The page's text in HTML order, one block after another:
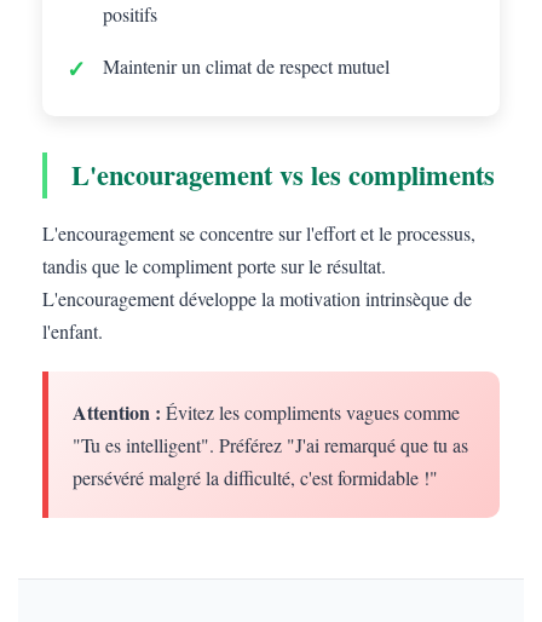
positifs
Maintenir un climat de respect mutuel
L'encouragement vs les compliments
L'encouragement se concentre sur l'effort et le processus,
tandis que le compliment porte sur le résultat.
L'encouragement développe la motivation intrinsèque de
l'enfant.
Attention : Évitez les compliments vagues comme
"Tu es intelligent". Préférez "J'ai remarqué que tu as
persévéré malgré la difficulté, c'est formidable !"